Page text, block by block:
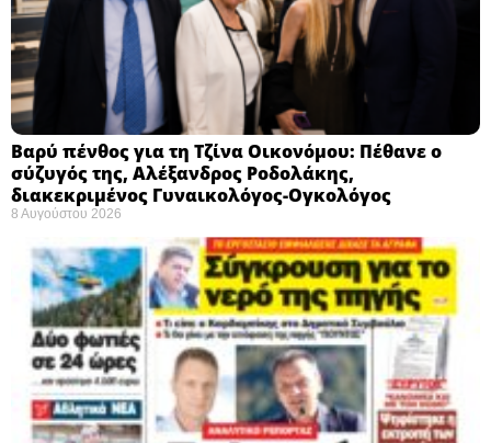
Βαρύ πένθος για τη Τζίνα Οικονόμου: Πέθανε ο
σύζυγός της, Αλέξανδρος Ροδολάκης,
διακεκριμένος Γυναικολόγος-Ογκολόγος
8 Αυγούστου 2026